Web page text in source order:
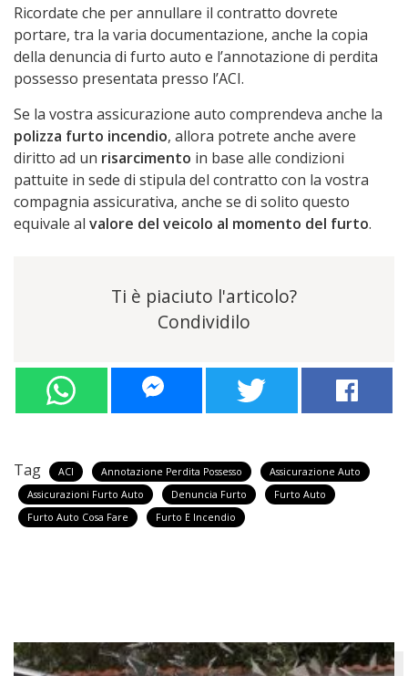
Ricordate che per annullare il contratto dovrete
portare, tra la varia documentazione, anche la copia
della denuncia di furto auto e l’annotazione di perdita
possesso presentata presso l’ACI.
Se la vostra assicurazione auto comprendeva anche la
polizza furto incendio, allora potrete anche avere
diritto ad un risarcimento in base alle condizioni
pattuite in sede di stipula del contratto con la vostra
compagnia assicurativa, anche se di solito questo
equivale al valore del veicolo al momento del furto.
Ti è piaciuto l'articolo?
Condividilo
Tag ACI Annotazione Perdita Possesso
Assicurazione Auto
Assicurazioni Furto Auto
Denuncia Furto
Furto Auto
Furto Auto Cosa Fare
Furto E Incendio